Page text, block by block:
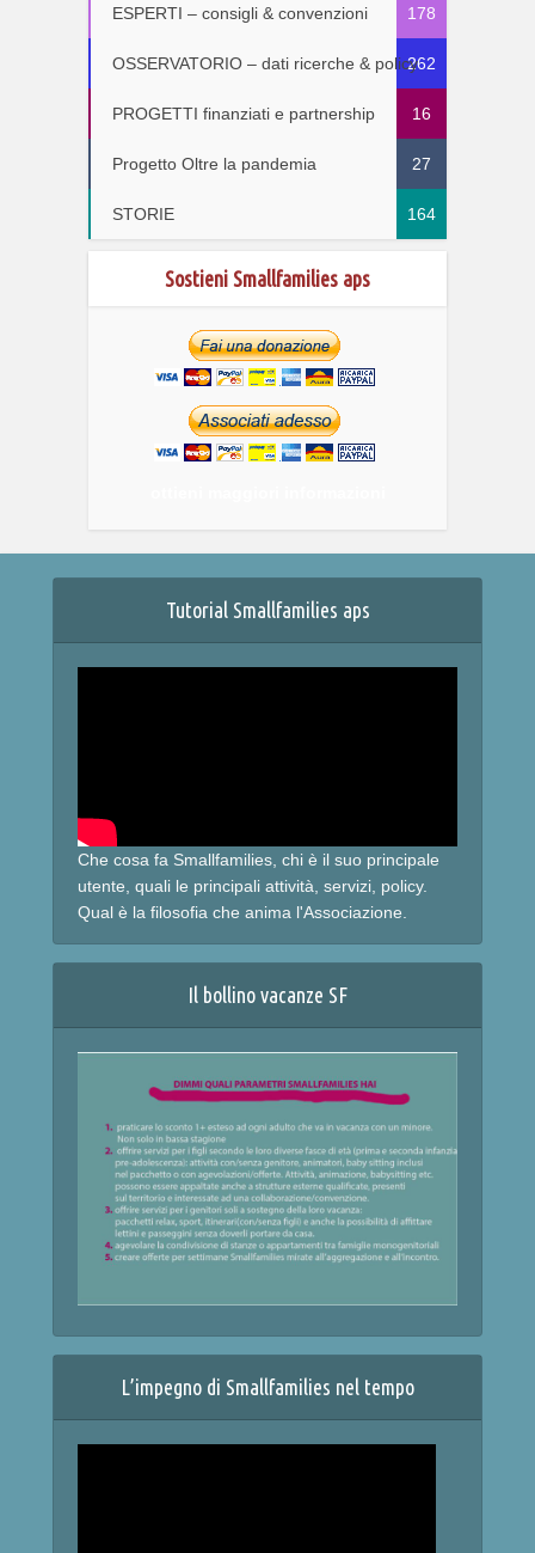
ESPERTI – consigli & convenzioni 178
OSSERVATORIO – dati ricerche & policy262
PROGETTI finanziati e partnership 16
Progetto Oltre la pandemia 27
STORIE 164
Sostieni Smallfamilies aps
Tutorial Smallfamilies aps
Che cosa fa Smallfamilies, chi è il suo principale
utente, quali le principali attività, servizi, policy.
Qual è la filosofia che anima l'Associazione.
Il bollino vacanze SF
L’impegno di Smallfamilies nel tempo